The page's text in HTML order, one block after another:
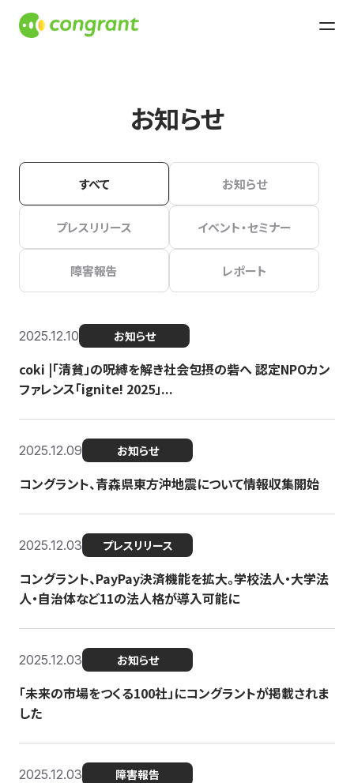
お知らせ
すべて お知らせ
プレスリリース イベント・セミナー
障害報告 レポート
2025.12.10 お知らせ
coki |「清貧」の呪縛を解き社会包摂の砦へ 認定NPOカン
ファレンス「ignite! 2025」...
2025.12.09 お知らせ
コングラント、青森県東方沖地震について情報収集開始
2025.12.03 プレスリリース
コングラント、PayPay決済機能を拡大。学校法人・大学法
人・自治体など11の法人格が導入可能に
2025.12.03 お知らせ
「未来の市場をつくる100社」にコングラントが掲載されま
した
2025.12.03 障害報告